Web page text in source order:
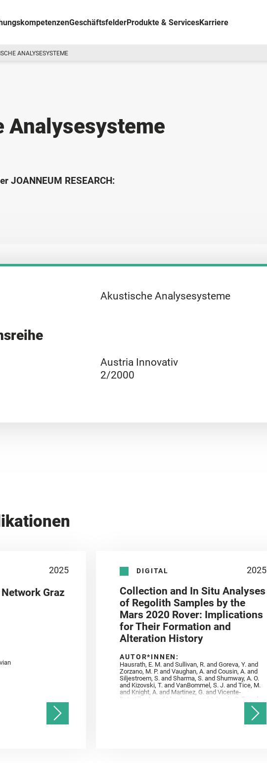
GeschäftsfelderProdukte & ServicesKarriere
ANALYSESYSTEME
Analysesysteme
JOANNEUM RESEARCH:
Akustische Analysesysteme
Austria Innovativ
2/2000
2025
Graz
DIGITAL 2025
Collection and In Situ Analyses
of Regolith Samples by the
Mars 2020 Rover: Implications
for Their Formation and
Alteration History
AUTOR*INNEN:
Hausrath, E. M. and Sullivan, R. and Goreva, Y. and
Zorzano, M. P. and Vaughan, A. and Cousin, A. and
Siljestroem, S. and Sharma, S. and Shumway, A. O.
and Kizovski, T. and VanBommel, S. J. and Tice, M.
and Knight, A. and Martinez, G. and Vicente‐
Retortillo, A. and Mandon, L. and Adcock, C. T. and
Madariaga, J. M. and Población, I. and Johnson, J.
R. and Lasue, J. and Gasnault, O. and Randazzo, N.
and Cardarelli, E. L. and Kronyak, R. and Bechtold,